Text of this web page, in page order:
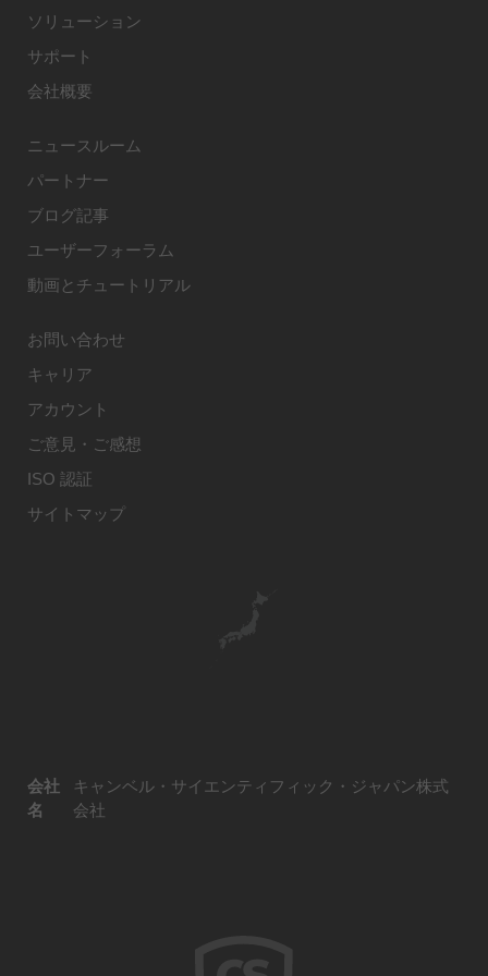
ソリューション
サポート
会社概要
ニュースルーム
パートナー
ブログ記事
ユーザーフォーラム
動画とチュートリアル
お問い合わせ
キャリア
アカウント
ご意見・ご感想
ISO 認証
サイトマップ
会社
名
キャンベル・サイエンティフィック・ジャパン株式
会社